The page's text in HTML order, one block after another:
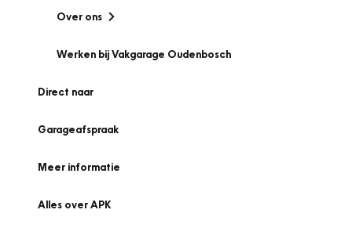
Over ons
Werken bij Vakgarage Oudenbosch
Direct naar
Garageafspraak
Meer informatie
Alles over APK